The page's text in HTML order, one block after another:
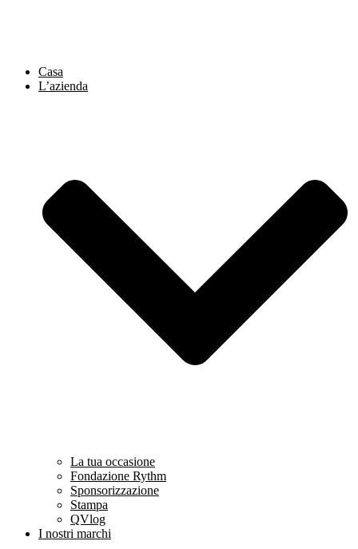
Casa
L’azienda
La tua occasione
Fondazione Rythm
Sponsorizzazione
Stampa
QVlog
I nostri marchi